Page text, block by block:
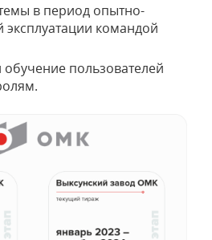
в период опытно-
командой
обучение пользователей